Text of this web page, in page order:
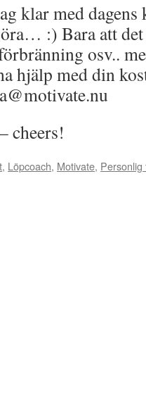
klar med
:) Bara att
osv..
hjälp med din
cheers!
, Löpcoach, Motivate,